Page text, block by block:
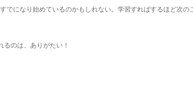
でになり始めているのかもしれない。学習すればするほど次の
るのは、ありがたい！